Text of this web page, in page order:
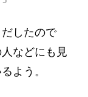
したので
などにも見
よう。